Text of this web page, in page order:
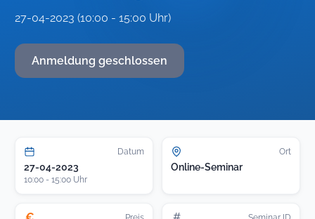
27-04-2023 (10:00 - 15:00 Uhr)
Anmeldung geschlossen
Datum
27-04-2023
10:00 - 15:00 Uhr
Ort
Online-Seminar